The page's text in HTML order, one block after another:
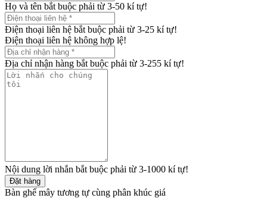
Họ và tên bắt buộc phải từ 3-50 kí tự!
Điện thoại liên hệ bắt buộc phải từ 3-25 kí tự!
Điện thoại liên hệ không hợp lệ!
Địa chỉ nhận hàng bắt buộc phải từ 3-255 kí tự!
Nội dung lời nhắn bắt buộc phải từ 3-1000 kí tự!
Đặt hàng
Bàn ghế mây tương tự cùng phân khúc giá